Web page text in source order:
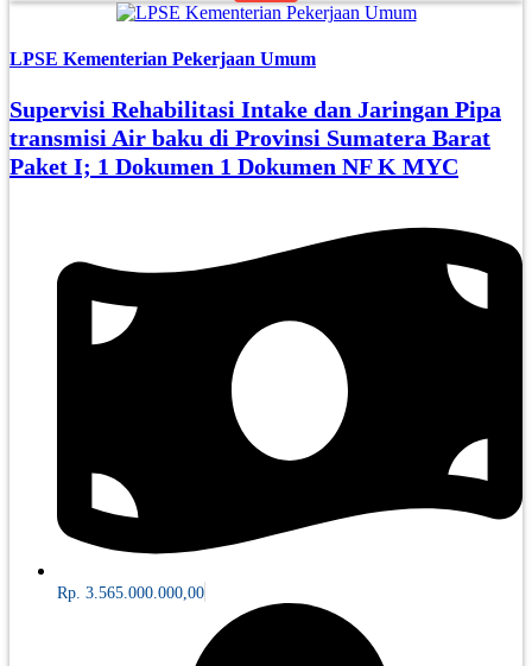
LPSE Kementerian Pekerjaan Umum
Supervisi Rehabilitasi Intake dan Jaringan Pipa
transmisi Air baku di Provinsi Sumatera Barat
Paket I; 1 Dokumen 1 Dokumen NF K MYC
Rp. 3.565.000.000,00